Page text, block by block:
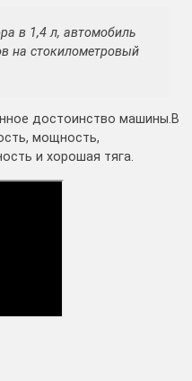
в 1,4 л, автомобиль
на стокилометровый
достоинство машины.В
мощность,
и хорошая тяга.